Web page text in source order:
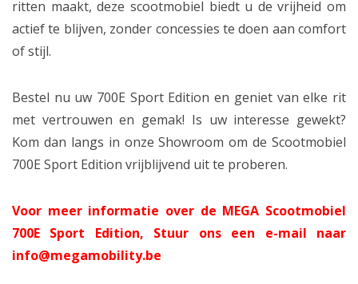
ritten maakt, deze scootmobiel biedt u de vrijheid om
actief te blijven, zonder concessies te doen aan comfort
of stijl.
Bestel nu uw 700E Sport Edition en geniet van elke rit
met vertrouwen en gemak! Is uw interesse gewekt?
Kom dan langs in onze Showroom om de Scootmobiel
700E Sport Edition vrijblijvend uit te proberen.
Voor meer informatie over de MEGA Scootmobiel
700E Sport Edition, Stuur ons een e-mail naar
info@megamobility.be